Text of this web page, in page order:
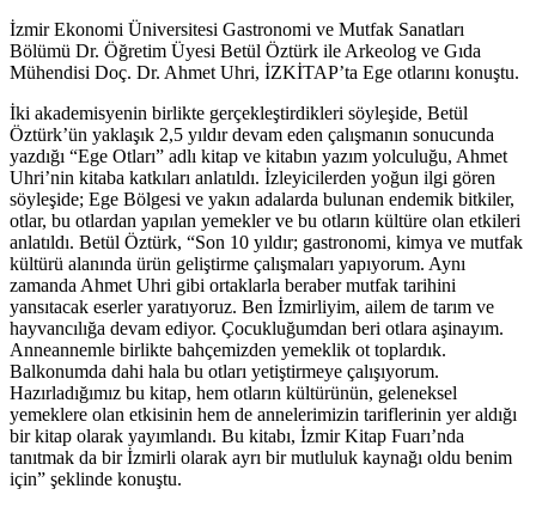
İzmir Ekonomi Üniversitesi Gastronomi ve Mutfak Sanatları
Bölümü Dr. Öğretim Üyesi Betül Öztürk ile Arkeolog ve Gıda
Mühendisi Doç. Dr. Ahmet Uhri, İZKİTAP’ta Ege otlarını konuştu.
İki akademisyenin birlikte gerçekleştirdikleri söyleşide, Betül
Öztürk’ün yaklaşık 2,5 yıldır devam eden çalışmanın sonucunda
yazdığı “Ege Otları” adlı kitap ve kitabın yazım yolculuğu, Ahmet
Uhri’nin kitaba katkıları anlatıldı. İzleyicilerden yoğun ilgi gören
söyleşide; Ege Bölgesi ve yakın adalarda bulunan endemik bitkiler,
otlar, bu otlardan yapılan yemekler ve bu otların kültüre olan etkileri
anlatıldı. Betül Öztürk, “Son 10 yıldır; gastronomi, kimya ve mutfak
kültürü alanında ürün geliştirme çalışmaları yapıyorum. Aynı
zamanda Ahmet Uhri gibi ortaklarla beraber mutfak tarihini
yansıtacak eserler yaratıyoruz. Ben İzmirliyim, ailem de tarım ve
hayvancılığa devam ediyor. Çocukluğumdan beri otlara aşinayım.
Anneannemle birlikte bahçemizden yemeklik ot toplardık.
Balkonumda dahi hala bu otları yetiştirmeye çalışıyorum.
Hazırladığımız bu kitap, hem otların kültürünün, geleneksel
yemeklere olan etkisinin hem de annelerimizin tariflerinin yer aldığı
bir kitap olarak yayımlandı. Bu kitabı, İzmir Kitap Fuarı’nda
tanıtmak da bir İzmirli olarak ayrı bir mutluluk kaynağı oldu benim
için” şeklinde konuştu.